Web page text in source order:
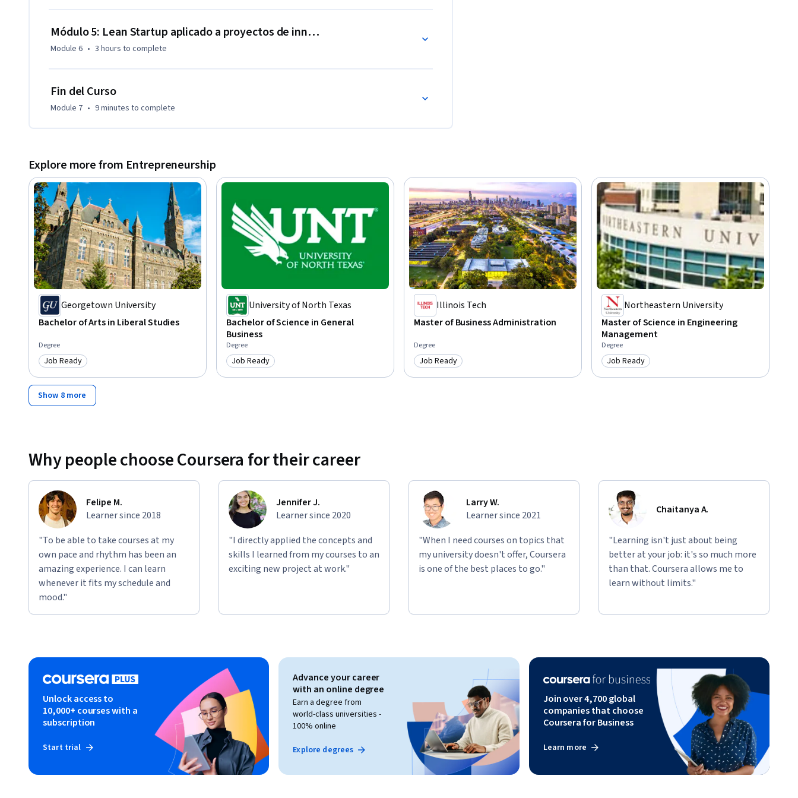
Módulo 5: Lean Startup aplicado a proyectos de innovación
Module 6 • 3 hours to complete
Fin del Curso
Module 7 • 9 minutes to complete
Explore more from Entrepreneurship
Georgetown University
Bachelor of Arts in Liberal Studies
Degree
Category: Job Ready
Job Ready
University of North Texas
Bachelor of Science in General
Business
Degree
Category: Job Ready
Job Ready
Illinois Tech
Master of Business Administration
Degree
Category: Job Ready
Job Ready
Northeastern University
Master of Science in Engineering
Management
Degree
Category: Job Ready
Job Ready
Show 8 more
Why people choose Coursera for their career
Felipe M.
Learner since 2018
"To be able to take courses at my
own pace and rhythm has been an
amazing experience. I can learn
whenever it fits my schedule and
mood."
Jennifer J.
Learner since 2020
"I directly applied the concepts and
skills I learned from my courses to an
exciting new project at work."
Larry W.
Learner since 2021
"When I need courses on topics that
my university doesn't offer, Coursera
is one of the best places to go."
Chaitanya A.
"Learning isn't just about being
better at your job: it's so much more
than that. Coursera allows me to
learn without limits."
Unlock access to
10,000+ courses with a
subscription
Start trial
Advance your career
with an online degree
Earn a degree from
world-class universities -
100% online
Explore degrees
Join over 4,700 global
companies that choose
Coursera for Business
Learn more